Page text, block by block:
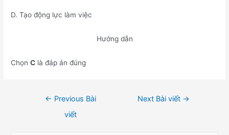
D. Tạo động lực làm việc
Hướng dẫn
ChọnC là đáp án đúng
← Previous Bài
viết
Next Bài viết →